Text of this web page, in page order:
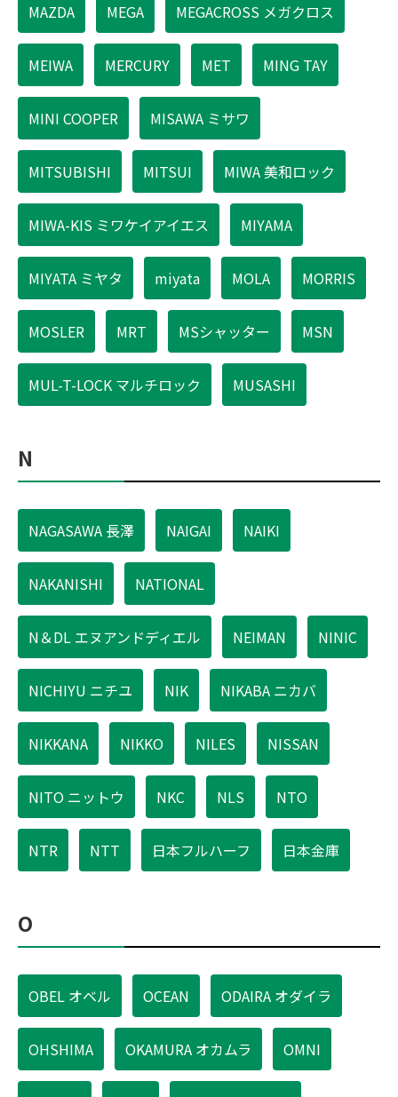
MAZDA MEGA MEGACROSS メガクロス
MEIWA MERCURY MET MING TAY
MINI COOPER MISAWA ミサワ
MITSUBISHI MITSUI MIWA 美和ロック
MIWA-KIS ミワケイアイエス MIYAMA
MIYATA ミヤタ miyata MOLA MORRIS
MOSLER MRT MSシャッター MSN
MUL-T-LOCK マルチロック MUSASHI
N
NAGASAWA 長澤 NAIGAI NAIKI
NAKANISHI NATIONAL
N＆DL エヌアンドディエル NEIMAN NINIC
NICHIYU ニチユ NIK NIKABA ニカバ
NIKKANA NIKKO NILES NISSAN
NITO ニットウ NKC NLS NTO
NTR NTT 日本フルハーフ 日本金庫
O
OBEL オベル OCEAN ODAIRA オダイラ
OHSHIMA OKAMURA オカムラ OMNI